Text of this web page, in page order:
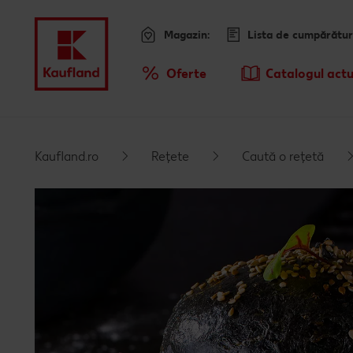
Meniu Oferte Catalogul
Magazin: Lista de
Kaufland.ro Rețete Caută o rețetă